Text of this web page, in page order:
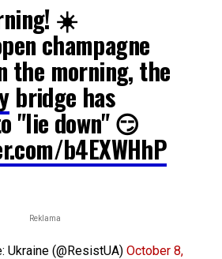
☀️
champagne
the morning, the
bridge has
"lie down" 😏
b4EXWHhP
Reklama
Ukraine (@ResistUA) October 8,